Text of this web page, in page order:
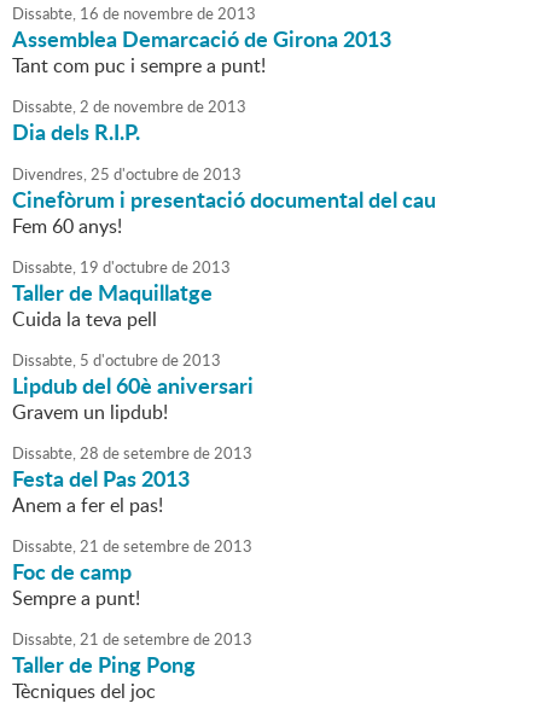
Dissabte, 16 de novembrede2013
Assemblea Demarcació de Girona 2013
Tant com puc i sempre a punt!
Dissabte,2 de novembrede2013
Dia dels R.I.P.
Divendres,25 d'octubrede2013
Cinefòrum i presentació documental del cau
Fem 60 anys!
Dissabte, 19 d'octubrede2013
Taller de Maquillatge
Cuida la teva pell
Dissabte, 5 d'octubrede2013
Lipdub del 60è aniversari
Gravem un lipdub!
Dissabte,28 desetembrede2013
Festa del Pas 2013
Anem a fer el pas!
Dissabte,21 desetembrede2013
Foc de camp
Sempre a punt!
Dissabte,21 desetembrede2013
Taller de Ping Pong
Tècniques del joc